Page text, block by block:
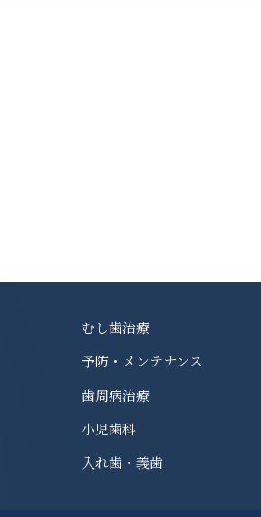
むし歯治療
予防・メンテナンス
歯周病治療
小児歯科
入れ歯・義歯